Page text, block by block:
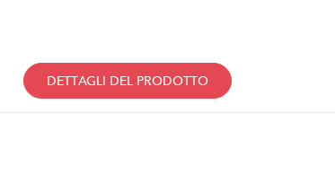
DETTAGLI DEL PRODOTTO